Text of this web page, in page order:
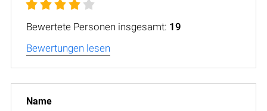
Bewertete Personen insgesamt: 19
Bewertungen lesen